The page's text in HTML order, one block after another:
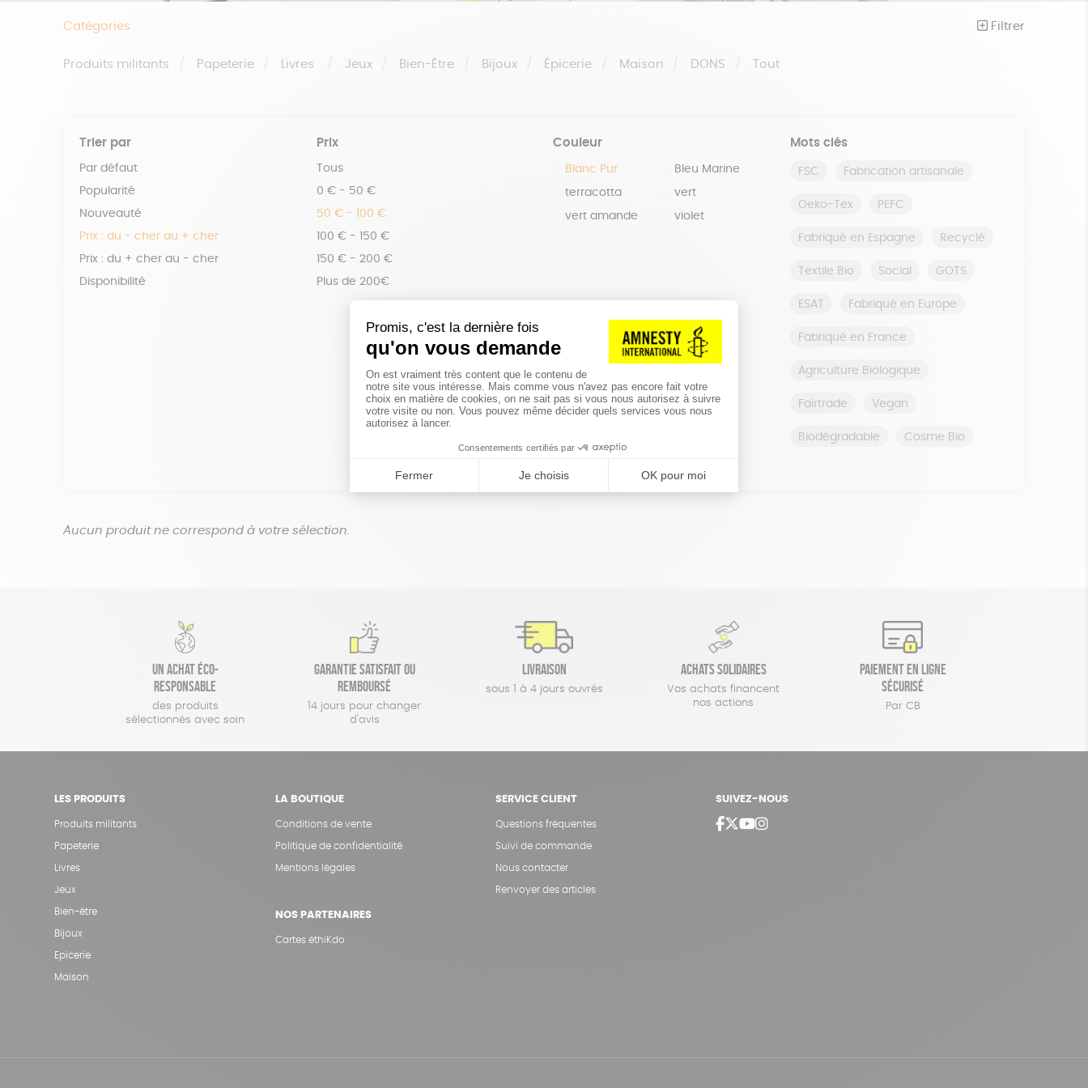
Catégories Filtrer
Produits militants Papeterie Livres Jeux Bien-Être Bijoux Épicerie Maison DONS Tout
Trier par
Par défaut
Popularité
Nouveauté
Prix : du - cher au + cher
Prix : du + cher au - cher
Disponibilité
Prix
Tous
0 € - 50 €
50 € - 100 €
100 € - 150 €
150 € - 200 €
Plus de 200€
Couleur
Blanc Pur Bleu Marine
terracotta vert
vert amande violet
Mots clés
FSC Fabrication artisanale
Oeko-Tex PEFC
Fabriqué en Espagne Recyclé
Textile Bio Social GOTS
ESAT Fabriqué en Europe
Fabriqué en France
Agriculture Biologique
Fairtrade Vegan
Biodégradable Cosme Bio
Aucun produit ne correspond à votre sélection.
Un achat éco-
responsable
des produits
sélectionnés avec soin
Garantie satisfait ou
remboursé
14 jours pour changer
d'avis
Livraison
sous 1 à 4 jours ouvrés
Achats solidaires
Vos achats financent
nos actions
Paiement en ligne
sécurisé
Par CB
LES PRODUITS
Produits militants
Papeterie
Livres
Jeux
Bien-être
Bijoux
Epicerie
Maison
LA BOUTIQUE
Conditions de vente
Politique de confidentialité
Mentions légales
NOS PARTENAIRES
Cartes éthiKdo
SERVICE CLIENT
Questions fréquentes
Suivi de commande
Nous contacter
Renvoyer des articles
SUIVEZ-NOUS